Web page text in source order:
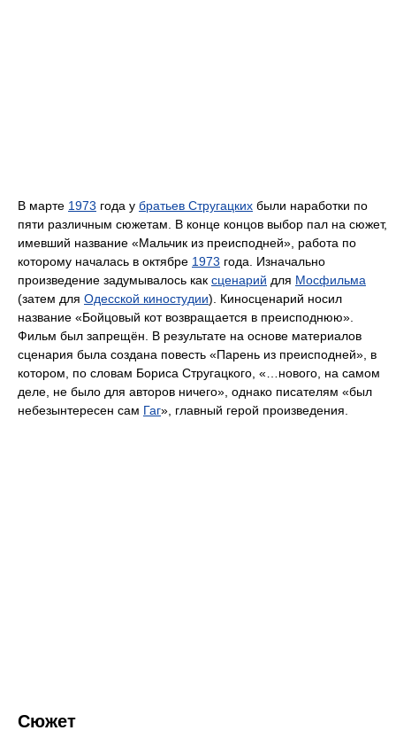
В марте 1973 года у братьев Стругацких были наработки по
пяти различным сюжетам. В конце концов выбор пал на сюжет,
имевший название «Мальчик из преисподней», работа по
которому началась в октябре 1973 года. Изначально
произведение задумывалось как сценарий для Мосфильма
(затем для Одесской киностудии). Киносценарий носил
название «Бойцовый кот возвращается в преисподнюю».
Фильм был запрещён. В результате на основе материалов
сценария была создана повесть «Парень из преисподней», в
котором, по словам Бориса Стругацкого, «…нового, на самом
деле, не было для авторов ничего», однако писателям «был
небезынтересен сам Гаг», главный герой произведения.
Сюжет